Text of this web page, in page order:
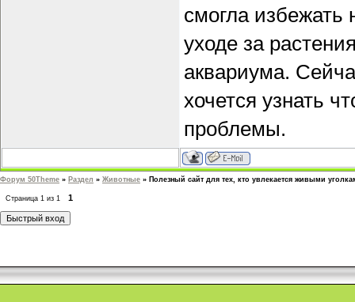
смогла избежать
уходе за
аквариума.
хочется узнать
проблемы.
Форум 50Theme » Раздел » Животные » Полезный сайт для тех, кто увлекается живыми
Страница 1 из 1 1